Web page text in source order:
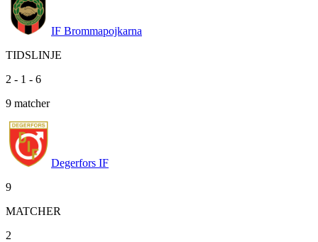
IF Brommapojkarna
TIDSLINJE
2 - 1 - 6
9 matcher
Degerfors IF
9
MATCHER
2